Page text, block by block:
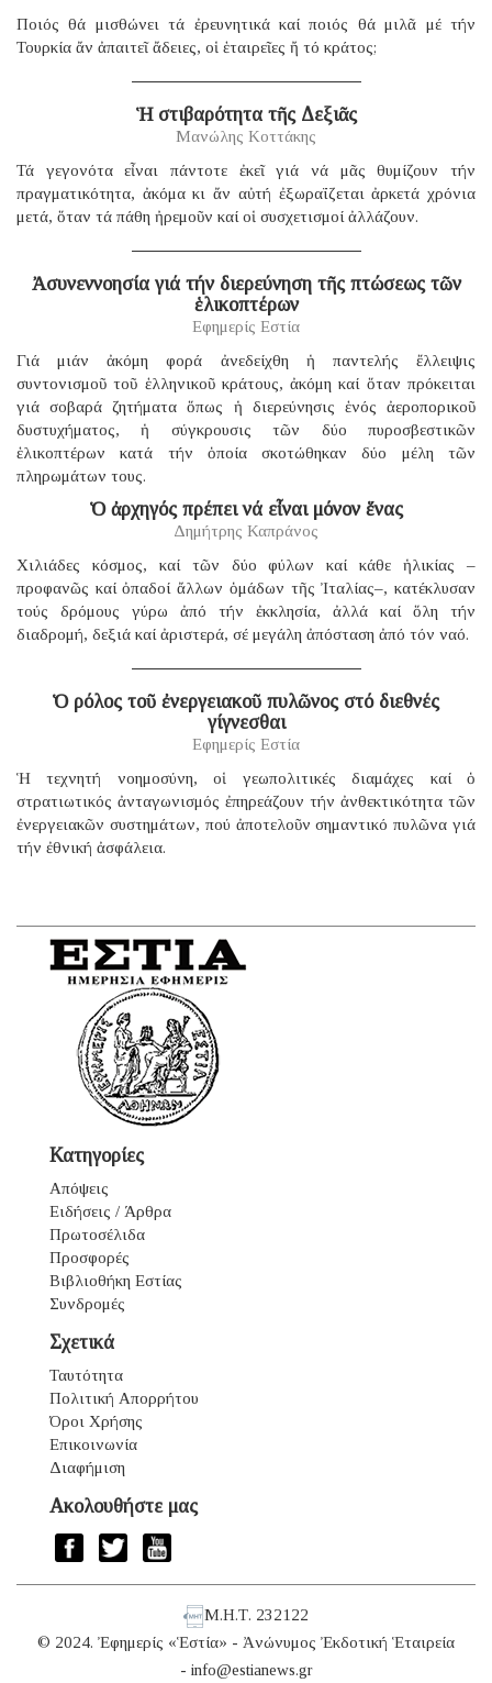
Ποιός θά μισθώνει τά ἐρευνητικά καί ποιός θά μιλᾶ μέ τήν
Τουρκία ἄν ἀπαιτεῖ ἄδειες, οἱ ἑταιρεῖες ἤ τό κράτος;
Ἡ στιβαρότητα τῆς Δεξιᾶς
Μανώλης Κοττάκης
Τά γεγονότα εἶναι πάντοτε ἐκεῖ γιά νά μᾶς θυμίζουν τήν
πραγματικότητα, ἀκόμα κι ἄν αὐτή ἐξωραΐζεται ἀρκετά χρόνια
μετά, ὅταν τά πάθη ἠρεμοῦν καί οἱ συσχετισμοί ἀλλάζουν.
Ἀσυνεννοησία γιά τήν διερεύνηση τῆς πτώσεως τῶν
ἑλικοπτέρων
Εφημερίς Εστία
Γιά μιάν ἀκόμη φορά ἀνεδείχθη ἡ παντελής ἔλλειψις
συντονισμοῦ τοῦ ἑλληνικοῦ κράτους, ἀκόμη καί ὅταν πρόκειται
γιά σοβαρά ζητήματα ὅπως ἡ διερεύνησις ἑνός ἀεροπορικοῦ
δυστυχήματος, ἡ σύγκρουσις τῶν δύο πυροσβεστικῶν
ἑλικοπτέρων κατά τήν ὁποία σκοτώθηκαν δύο μέλη τῶν
πληρωμάτων τους.
Ὁ ἀρχηγός πρέπει νά εἶναι μόνον ἕνας
Δημήτρης Καπράνος
Χιλιάδες κόσμος, καί τῶν δύο φύλων καί κάθε ἡλικίας –
προφανῶς καί ὀπαδοί ἄλλων ὁμάδων τῆς Ἰταλίας–, κατέκλυσαν
τούς δρόμους γύρω ἀπό τήν ἐκκλησία, ἀλλά καί ὅλη τήν
διαδρομή, δεξιά καί ἀριστερά, σέ μεγάλη ἀπόσταση ἀπό τόν ναό.
Ὁ ρόλος τοῦ ἐνεργειακοῦ πυλῶνος στό διεθνές
γίγνεσθαι
Εφημερίς Εστία
Ἡ τεχνητή νοημοσύνη, οἱ γεωπολιτικές διαμάχες καί ὁ
στρατιωτικός ἀνταγωνισμός ἐπηρεάζουν τήν ἀνθεκτικότητα τῶν
ἐνεργειακῶν συστημάτων, πού ἀποτελοῦν σημαντικό πυλῶνα γιά
τήν ἐθνική ἀσφάλεια.
Κατηγορίες
Απόψεις
Ειδήσεις / Άρθρα
Πρωτοσέλιδα
Προσφορές
Βιβλιοθήκη Εστίας
Συνδρομές
Σχετικά
Ταυτότητα
Πολιτική Απορρήτου
Όροι Χρήσης
Επικοινωνία
Διαφήμιση
Ακολουθήστε μας
Μ.Η.Τ. 232122
© 2024. Ἐφημερίς «Ἑστία» - Ἀνώνυμος Ἐκδοτική Ἑταιρεία
- info@estianews.gr